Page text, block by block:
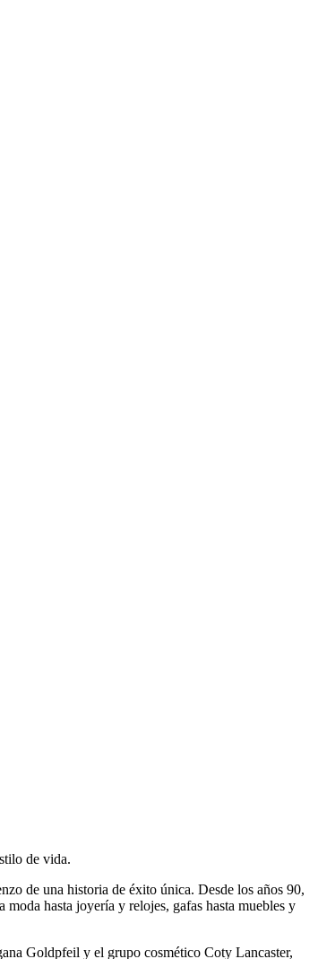
de vida.
de una historia de éxito única. Desde los años 90,
hasta joyería y relojes, gafas hasta muebles y
Goldpfeil y el grupo cosmético Coty Lancaster,